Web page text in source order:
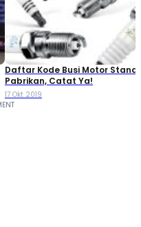
Daftar Kode Busi Motor
Pabrikan, Catat Ya!
17 Okt 2019